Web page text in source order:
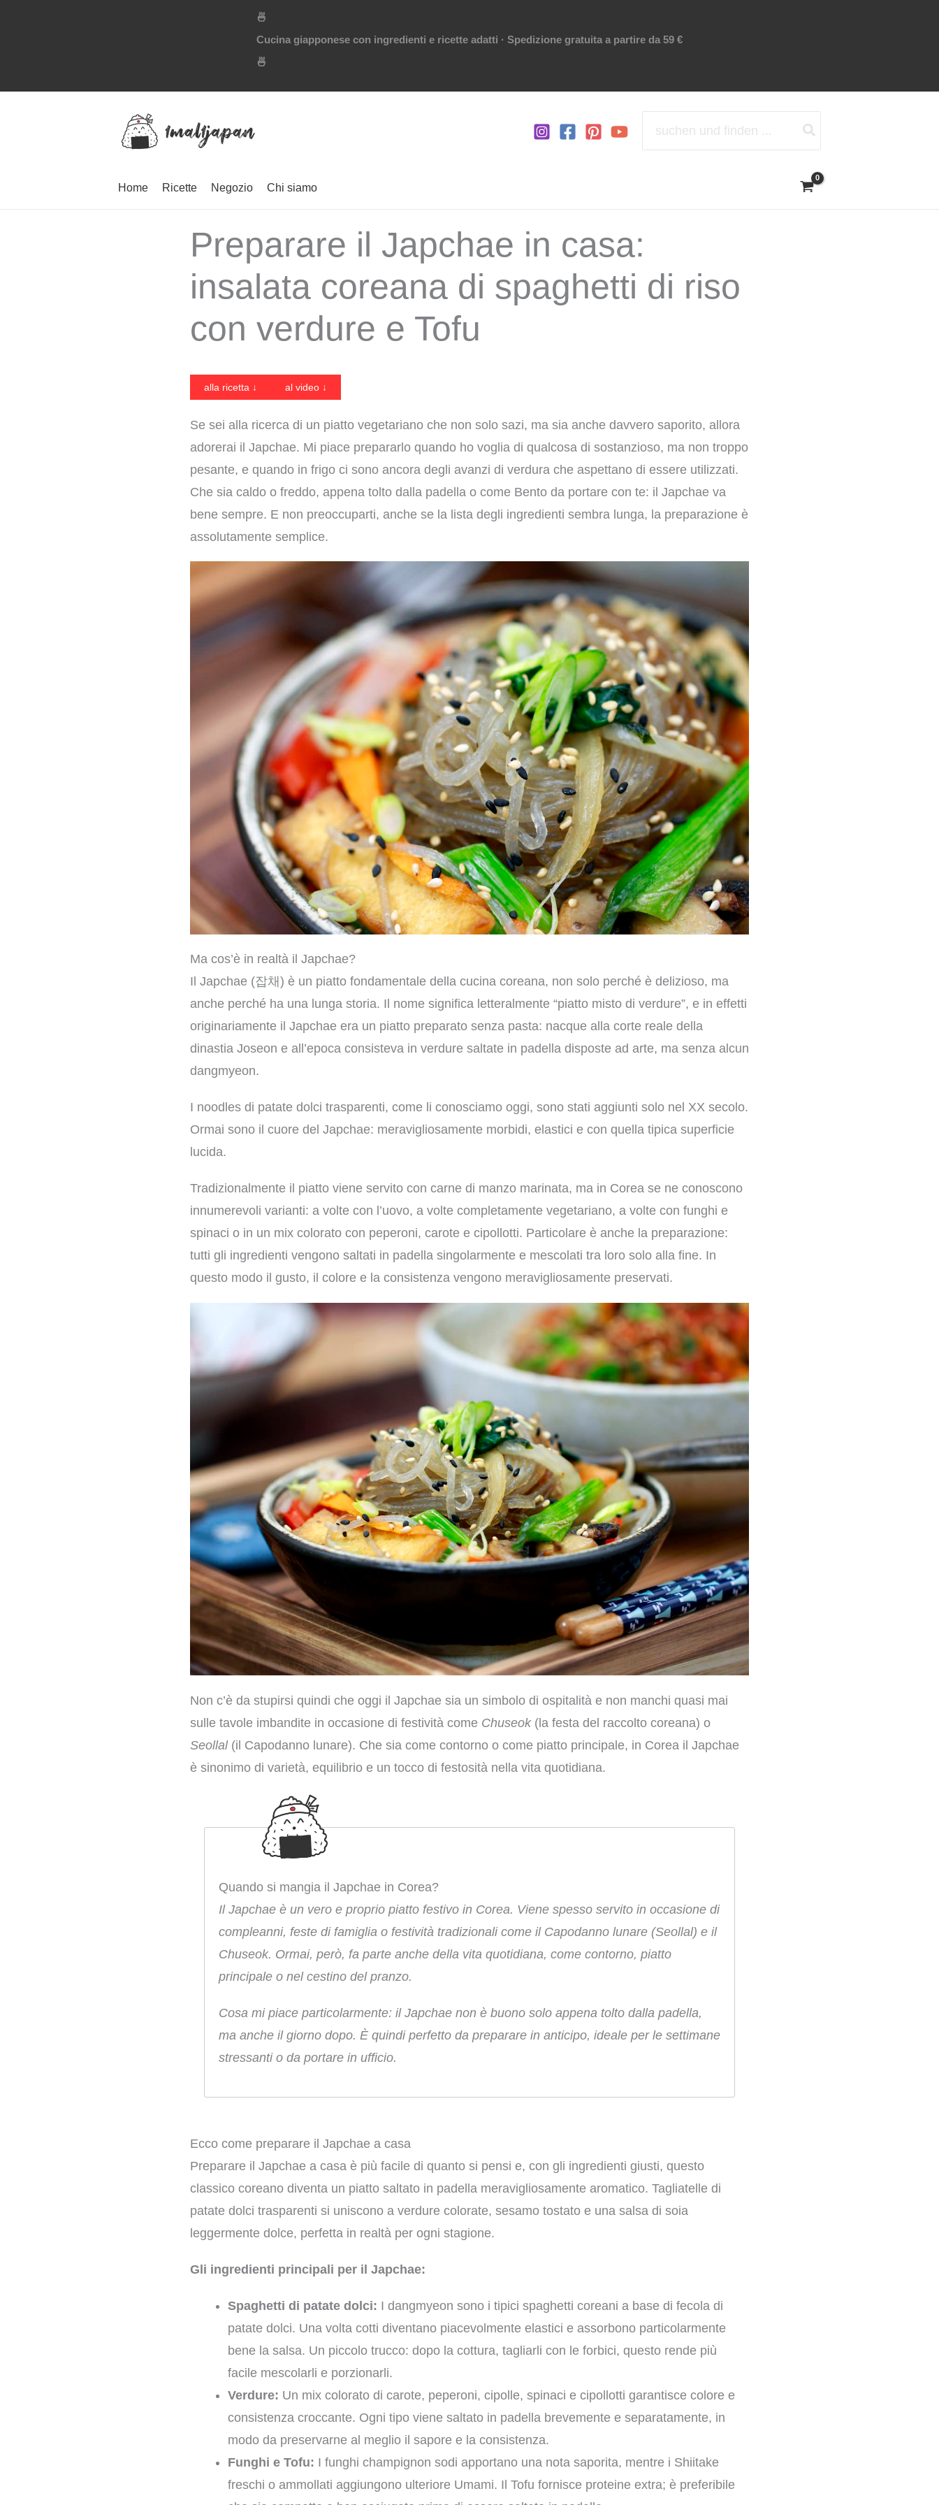
🍜
Cucina giapponese con ingredienti e ricette adatti · Spedizione gratuita a partire da 59 €
🍜
per:
Home Ricette Negozio Chi siamo
Preparare il Japchae in casa:
insalata coreana di spaghetti di riso
con verdure e Tofu
alla ricetta ↓ al video ↓
Se sei alla ricerca di un piatto vegetariano che non solo sazi, ma sia anche davvero saporito, allora
adorerai il Japchae. Mi piace prepararlo quando ho voglia di qualcosa di sostanzioso, ma non troppo
pesante, e quando in frigo ci sono ancora degli avanzi di verdura che aspettano di essere utilizzati.
Che sia caldo o freddo, appena tolto dalla padella o come Bento da portare con te: il Japchae va
bene sempre. E non preoccuparti, anche se la lista degli ingredienti sembra lunga, la preparazione è
assolutamente semplice.
Ma cos’è in realtà il Japchae?
Il Japchae (잡채) è un piatto fondamentale della cucina coreana, non solo perché è delizioso, ma
anche perché ha una lunga storia. Il nome significa letteralmente “piatto misto di verdure”, e in effetti
originariamente il Japchae era un piatto preparato senza pasta: nacque alla corte reale della
dinastia Joseon e all’epoca consisteva in verdure saltate in padella disposte ad arte, ma senza alcun
dangmyeon.
I noodles di patate dolci trasparenti, come li conosciamo oggi, sono stati aggiunti solo nel XX secolo.
Ormai sono il cuore del Japchae: meravigliosamente morbidi, elastici e con quella tipica superficie
lucida.
Tradizionalmente il piatto viene servito con carne di manzo marinata, ma in Corea se ne conoscono
innumerevoli varianti: a volte con l’uovo, a volte completamente vegetariano, a volte con funghi e
spinaci o in un mix colorato con peperoni, carote e cipollotti. Particolare è anche la preparazione:
tutti gli ingredienti vengono saltati in padella singolarmente e mescolati tra loro solo alla fine. In
questo modo il gusto, il colore e la consistenza vengono meravigliosamente preservati.
Non c’è da stupirsi quindi che oggi il Japchae sia un simbolo di ospitalità e non manchi quasi mai
sulle tavole imbandite in occasione di festività come Chuseok(la festa del raccolto coreana) o
Seollal(il Capodanno lunare). Che sia come contorno o come piatto principale, in Corea il Japchae
è sinonimo di varietà, equilibrio e un tocco di festosità nella vita quotidiana.
Quando si mangia il Japchae in Corea?
Il Japchae è un vero e proprio piatto festivo in Corea. Viene spesso servito in occasione di
compleanni, feste di famiglia o festività tradizionali come il Capodanno lunare (Seollal) e il
Chuseok. Ormai, però, fa parte anche della vita quotidiana, come contorno, piatto
principale o nel cestino del pranzo.
Cosa mi piace particolarmente: il Japchae non è buono solo appena tolto dalla padella,
ma anche il giorno dopo. È quindi perfetto da preparare in anticipo, ideale per le settimane
stressanti o da portare in ufficio.
Ecco come preparare il Japchae a casa
Preparare il Japchae a casa è più facile di quanto si pensi e, con gli ingredienti giusti, questo
classico coreano diventa un piatto saltato in padella meravigliosamente aromatico. Tagliatelle di
patate dolci trasparenti si uniscono a verdure colorate, sesamo tostato e una salsa di soia
leggermente dolce, perfetta in realtà per ogni stagione.
Gli ingredienti principali per il Japchae:
Spaghetti di patate dolci: I dangmyeon sono i tipici spaghetti coreani a base di fecola di
patate dolci. Una volta cotti diventano piacevolmente elastici e assorbono particolarmente
bene la salsa. Un piccolo trucco: dopo la cottura, tagliarli con le forbici, questo rende più
facile mescolarli e porzionarli.
Verdure: Un mix colorato di carote, peperoni, cipolle, spinaci e cipollotti garantisce colore e
consistenza croccante. Ogni tipo viene saltato in padella brevemente e separatamente, in
modo da preservarne al meglio il sapore e la consistenza.
Funghi e Tofu: I funghi champignon sodi apportano una nota saporita, mentre i Shiitake
freschi o ammollati aggiungono ulteriore Umami. Il Tofu fornisce proteine extra; è preferibile